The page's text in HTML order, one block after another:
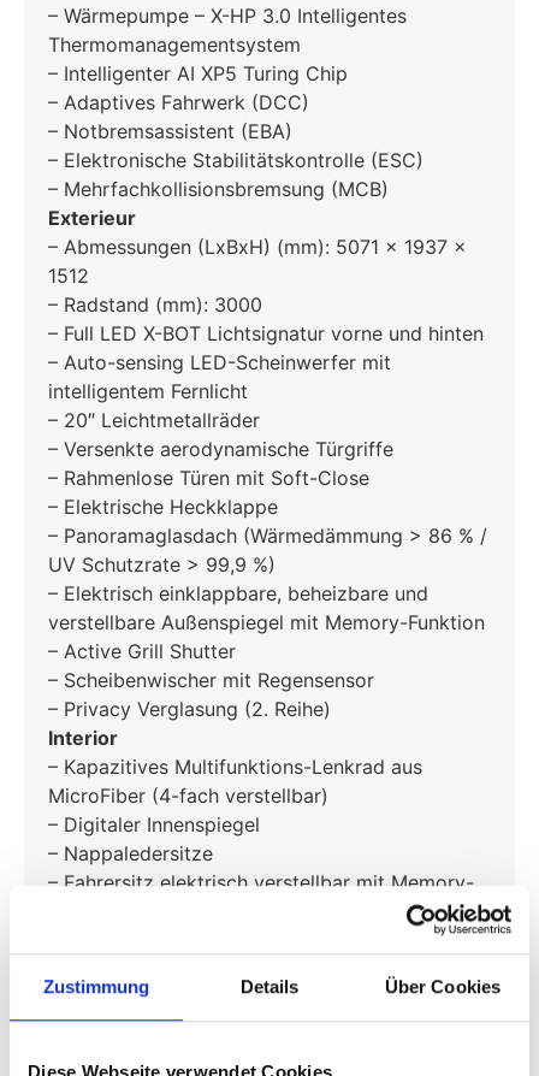
Zustimmung Details Über Cookies
Diese Webseite verwendet Cookies
– Wärmepumpe – X-HP 3.0 Intelligentes
Thermomanagementsystem
– Intelligenter AI XP5 Turing Chip
– Adaptives Fahrwerk (DCC)
– Notbremsassistent (EBA)
– Elektronische Stabilitätskontrolle (ESC)
– Mehrfachkollisionsbremsung (MCB)
Exterieur
– Abmessungen (LxBxH) (mm): 5071 x 1937 x
1512
– Radstand (mm): 3000
– Full LED X-BOT Lichtsignatur vorne und hinten
– Auto-sensing LED-Scheinwerfer mit
intelligentem Fernlicht
– 20″ Leichtmetallräder
– Versenkte aerodynamische Türgriffe
– Rahmenlose Türen mit Soft-Close
– Elektrische Heckklappe
– Panoramaglasdach (Wärmedämmung > 86 % /
UV Schutzrate > 99,9 %)
– Elektrisch einklappbare, beheizbare und
verstellbare Außenspiegel mit Memory-Funktion
– Active Grill Shutter
– Scheibenwischer mit Regensensor
– Privacy Verglasung (2. Reihe)
Interior
– Kapazitives Multifunktions-Lenkrad aus
MicroFiber (4-fach verstellbar)
– Digitaler Innenspiegel
– Nappaledersitze
– Fahrersitz elektrisch verstellbar mit Memory-
– Beifahrersitz elektrisch verstellbar mit Memory
– Fahrersitz, 4-fach verstellbare
Lendenwirbelstütze mit Memory Funktion